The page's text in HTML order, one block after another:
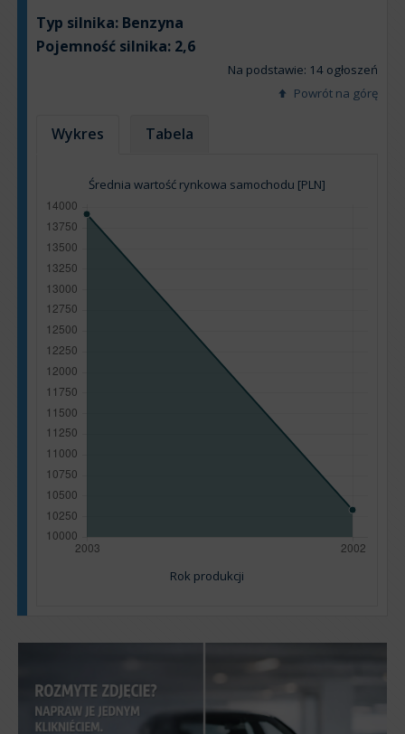
Typ silnika: Benzyna
Pojemność silnika: 2,6
Na podstawie: 14 ogłoszeń
Powrót na górę
Wykres Tabela
Średnia wartość rynkowa samochodu [PLN]
Rok produkcji